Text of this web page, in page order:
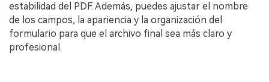
estabilidad del PDF. Además, puedes ajustar el nombre
de los campos, la apariencia y la organización del
formulario para que el archivo final sea más claro y
profesional.